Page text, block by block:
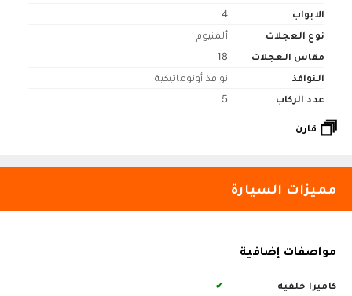
الابواب
4
نوع العجلات
ألمنيوم
مقاس العجلات
18
النوافذ
نوافذ أوتوماتيكية
عدد الركاب
5
قارن
مميزات السيارة
مواصفات إضافية
كاميرا خلفيه
✔